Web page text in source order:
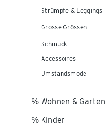
Strümpfe & Leggings
Grosse Grössen
Schmuck
Accessoires
Umstandsmode
% Wohnen & Garten
% Kinder